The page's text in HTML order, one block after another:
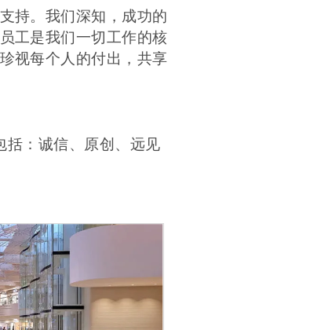
持。我们深知，成功的
工是我们一切工作的核
视每个人的付出，共享
括：诚信、原创、远见